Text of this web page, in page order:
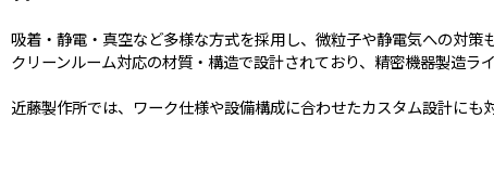
吸着・静電・真空など多様な方式を採用し、微粒子や静電気への対策
クリーンルーム対応の材質・構造で設計されており、精密機器製造ラ
近藤製作所では、ワーク仕様や設備構成に合わせたカスタム設計にも